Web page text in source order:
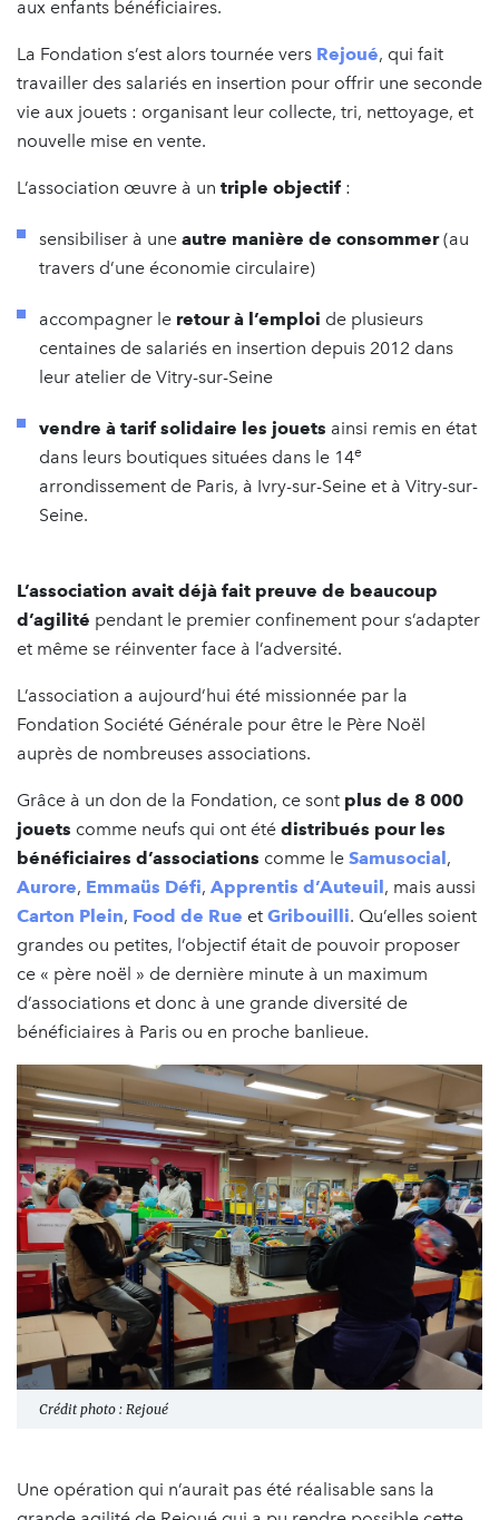
aux enfants bénéficiaires.
La Fondation s’est alors tournée vers Rejoué, qui fait
travailler des salariés en insertion pour offrir une seconde
vie aux jouets : organisant leur collecte, tri, nettoyage, et
nouvelle mise en vente.
L’association œuvre à un triple objectif :
sensibiliser à une autre manière de consommer(au
travers d’une économie circulaire)
accompagner le retour à l’emploi de plusieurs
centaines de salariés en insertion depuis 2012 dans
leur atelier de Vitry-sur-Seine
vendre à tarif solidaire les jouets ainsi remis en état
dans leurs boutiques situées dans le 14e
arrondissement de Paris, à Ivry-sur-Seine et à Vitry-sur-
Seine.
L’association avait déjà fait preuve de beaucoup
d’agilité pendant le premier confinement pour s’adapter
et même se réinventer face à l’adversité.
L’association a aujourd’hui été missionnée par la
Fondation Société Générale pour être le Père Noël
auprès de nombreuses associations.
Grâce à un don de la Fondation, ce sont plus de 8 000
jouets comme neufs qui ont été distribués pour les
bénéficiaires d’associations comme le Samusocial,
Aurore, Emmaüs Défi, Apprentis d’Auteuil, mais aussi
Carton Plein, Food de Rue et Gribouilli. Qu’elles soient
grandes ou petites, l’objectif était de pouvoir proposer
ce « père noël » de dernière minute à un maximum
d’associations et donc à une grande diversité de
bénéficiaires à Paris ou en proche banlieue.
Crédit photo : Rejoué
Une opération qui n’aurait pas été réalisable sans la